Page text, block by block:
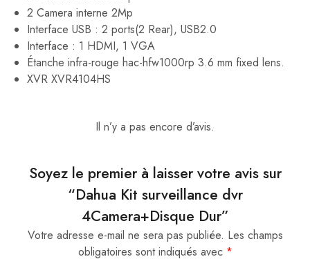
2 Camera interne 2Mp
Interface USB : 2 ports(2 Rear), USB2.0
Interface : 1 HDMI, 1 VGA
Étanche infra-rouge hac-hfw1000rp 3.6 mm fixed lens.
XVR XVR4104HS
Il n’y a pas encore d’avis.
Soyez le premier à laisser votre avis sur
“Dahua Kit surveillance dvr
4Camera+Disque Dur”
Votre adresse e-mail ne sera pas publiée. Les champs
obligatoires sont indiqués avec *